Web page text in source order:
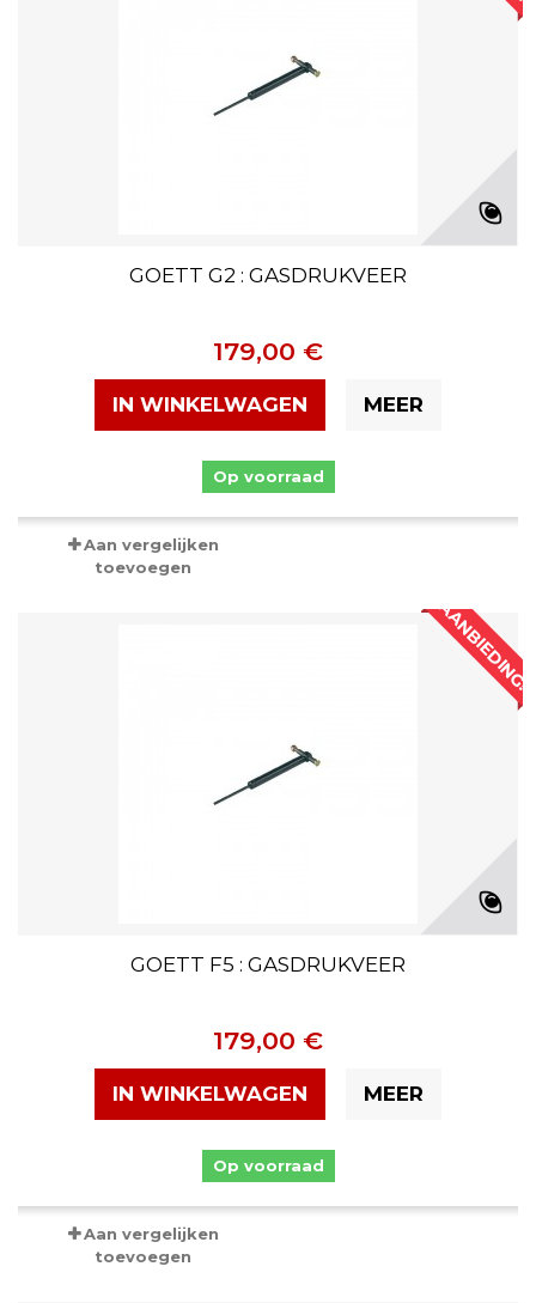
GOETT G2 : GASDRUKVEER
179,00 €
IN WINKELWAGEN MEER
Op voorraad
Aan vergelijken
toevoegen
AANBIEDING!
GOETT F5 : GASDRUKVEER
179,00 €
IN WINKELWAGEN MEER
Op voorraad
Aan vergelijken
toevoegen